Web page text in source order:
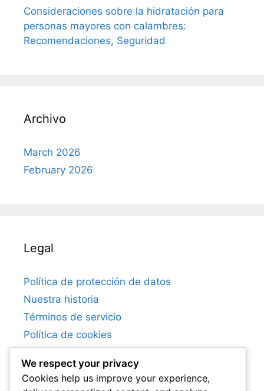
Consideraciones sobre la hidratación para
personas mayores con calambres:
Recomendaciones, Seguridad
Archivo
March 2026
February 2026
Legal
Política de protección de datos
Nuestra historia
Términos de servicio
Política de cookies
We respect your privacy
Cookies help us improve your experience,